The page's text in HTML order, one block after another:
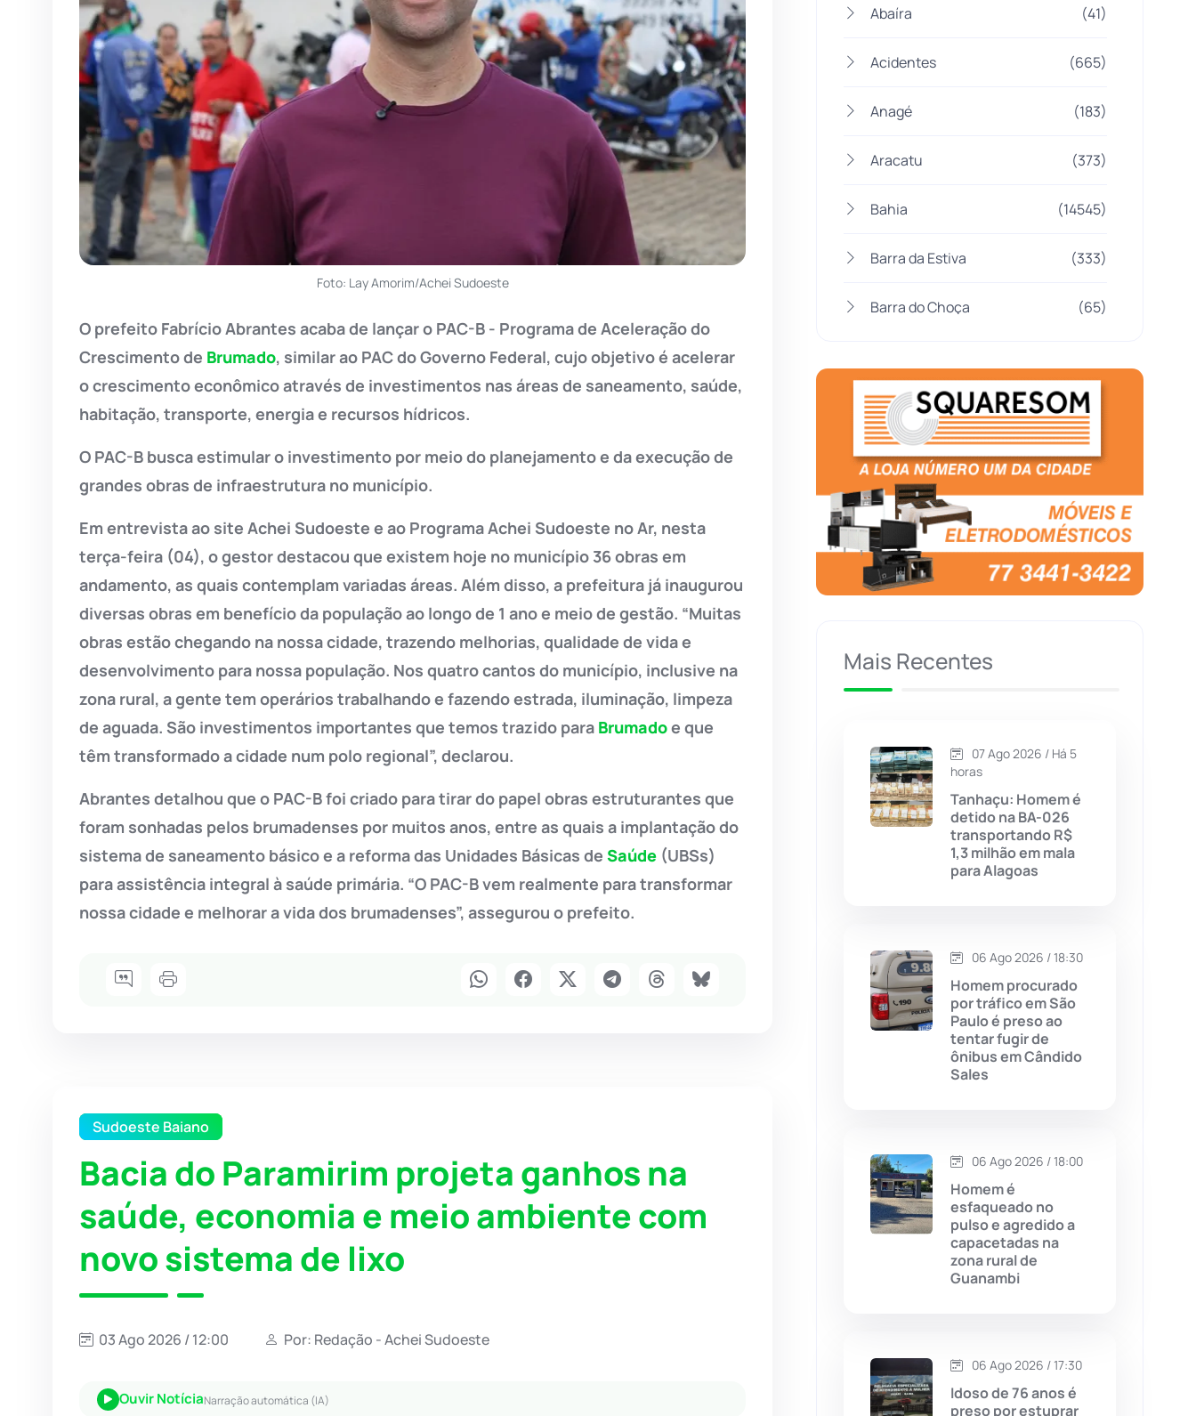
Foto: Lay Amorim/Achei Sudoeste
O prefeito Fabrício Abrantes acaba de lançar o PAC-B - Programa de Aceleração do
Crescimento de Brumado, similar ao PAC do Governo Federal, cujo objetivo é acelerar
o crescimento econômico através de investimentos nas áreas de saneamento, saúde,
habitação, transporte, energia e recursos hídricos.
O PAC-B busca estimular o investimento por meio do planejamento e da execução de
grandes obras de infraestrutura no município.
Em entrevista ao site Achei Sudoeste e ao Programa Achei Sudoeste no Ar, nesta
terça-feira (04), o gestor destacou que existem hoje no município 36 obras em
andamento, as quais contemplam variadas áreas. Além disso, a prefeitura já inaugurou
diversas obras em benefício da população ao longo de 1 ano e meio de gestão. “Muitas
obras estão chegando na nossa cidade, trazendo melhorias, qualidade de vida e
desenvolvimento para nossa população. Nos quatro cantos do município, inclusive na
zona rural, a gente tem operários trabalhando e fazendo estrada, iluminação, limpeza
de aguada. São investimentos importantes que temos trazido para Brumadoe que
têm transformado a cidade num polo regional”, declarou.
Abrantes detalhou que o PAC-B foi criado para tirar do papel obras estruturantes que
foram sonhadas pelos brumadenses por muitos anos, entre as quais a implantação do
sistema de saneamento básico e a reforma das Unidades Básicas de Saúde (UBSs)
para assistência integral à saúde primária. “O PAC-B vem realmente para transformar
nossa cidade e melhorar a vida dos brumadenses”, assegurou o prefeito.
Sudoeste Baiano
Bacia do Paramirim projeta ganhos na
saúde, economia e meio ambiente com
novo sistema de lixo
03 Ago 2026 / 12:00 Por: Redação - Achei Sudoeste
Ouvir NotíciaNarração automática (IA)
Abaíra (41)
Acidentes (665)
Anagé (183)
Aracatu (373)
Bahia (14545)
Barra da Estiva (333)
Barra do Choça (65)
Bom Jesus da Lapa (505)
Boquira (152)
Botuporã (72)
Brasil (7679)
Brumado (31955)
Caculé
Caetité (1504)
Candiba (157)
Cândido Sales
Caturama (65)
Chapada Diamantina
Cordeiros
Dom Basílio
Érico Cardoso
Mais Recentes
07 Ago 2026 / Há 5
horas
Tanhaçu: Homem é
detido na BA-026
transportando R$
1,3 milhão em mala
para Alagoas
06 Ago 2026 / 18:30
Homem procurado
por tráfico em São
Paulo é preso ao
tentar fugir de
ônibus em Cândido
Sales
06 Ago 2026 / 18:00
Homem é
esfaqueado no
pulso e agredido a
capacetadas na
zona rural de
Guanambi
06 Ago 2026 / 17:30
Idoso de 76 anos é
preso por estuprar